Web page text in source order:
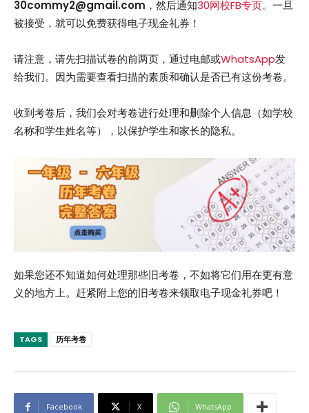
30commy2@gmail.com ，然后通知30网校FB专页。一旦
被接受，就可以免费获得电子现金礼券！
请注意，请先扫描试卷的前两页，通过电邮或WhatsApp发
给我们。因为需要查看扫描的素质和确认是否已有这份考卷。
收到考卷后，我们会对考卷进行处理和删除个人信息（如学校
名称和学生姓名等），以保护学生和家长的隐私。
如果您还不知道如何处理那些旧考卷，不如将它们用在更有意
义的地方上。赶紧附上您的旧考卷来领取电子现金礼券吧！
TAGS 历年考卷
Facebook X WhatsApp